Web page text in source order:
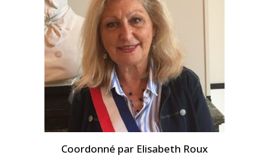
Coordonné par Elisabeth Roux